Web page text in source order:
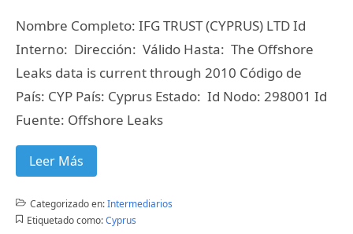
Nombre Completo: IFG TRUST (CYPRUS) LTD Id
Interno: Dirección: Válido Hasta: The Offshore
Leaks data is current through 2010 Código de
País: CYP País: Cyprus Estado: Id Nodo: 298001 Id
Fuente: Offshore Leaks
Leer Más
Categorizado en:Intermediarios
Etiquetado como: Cyprus